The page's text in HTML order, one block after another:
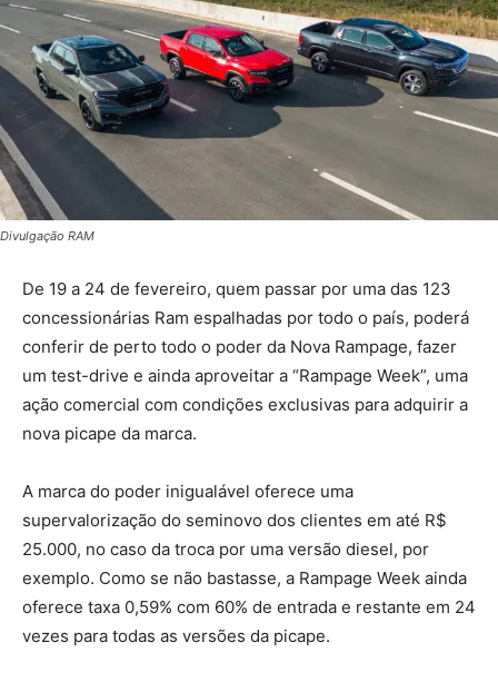
Divulgação RAM
De 19 a 24 de fevereiro, quem passar por uma das 123
concessionárias Ram espalhadas por todo o país, poderá
conferir de perto todo o poder da Nova Rampage, fazer
um test-drive e ainda aproveitar a “Rampage Week”, uma
ação comercial com condições exclusivas para adquirir a
nova picape da marca.
A marca do poder inigualável oferece uma
supervalorização do seminovo dos clientes em até R$
25.000, no caso da troca por uma versão diesel, por
exemplo. Como se não bastasse, a Rampage Week ainda
oferece taxa 0,59% com 60% de entrada e restante em 24
vezes para todas as versões da picape.